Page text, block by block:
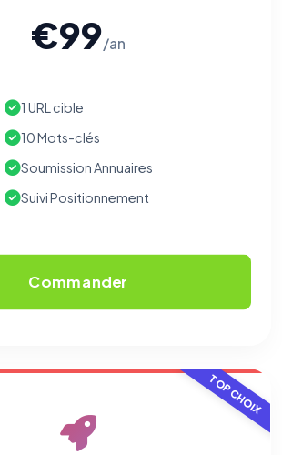
€99/an
1 URL cible
10 Mots-clés
Soumission Annuaires
Suivi Positionnement
Commander
TOP CHOIX